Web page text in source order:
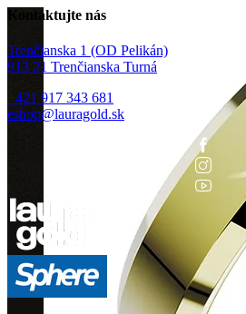
Kontaktujte nás
Trenčianska 1 (OD Pelikán)
913 21 Trenčianska Turná
+421 917 343 681
eshop@lauragold.sk